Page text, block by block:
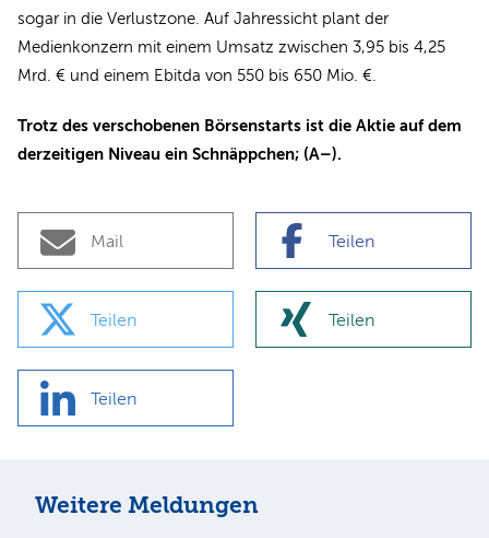
sogar in die Verlustzone. Auf Jahressicht plant der
Medienkonzern mit einem Umsatz zwischen 3,95 bis 4,25
Mrd. € und einem Ebitda von 550 bis 650 Mio. €.
Trotz des verschobenen Börsenstarts ist die Aktie auf dem
derzeitigen Niveau ein Schnäppchen; (A–).
Mail Teilen
Teilen Teilen
Teilen
Weitere Meldungen